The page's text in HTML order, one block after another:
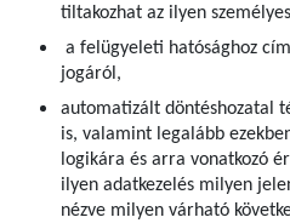
tiltakozhat az ilyen
a felügyeleti hatósághoz
jogáról,
automatizált döntéshozatal
is, valamint legalább
logikára és arra vonatkozó
ilyen adatkezelés milyen
nézve milyen várható